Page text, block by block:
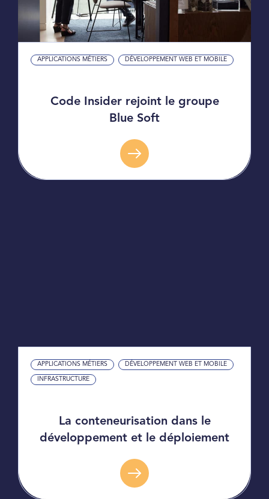
APPLICATIONS MÉTIERS DÉVELOPPEMENT WEB ET MOBILE
Code Insider rejoint le groupe
Blue Soft
APPLICATIONS MÉTIERS DÉVELOPPEMENT WEB ET MOBILE
INFRASTRUCTURE
La conteneurisation dans le
développement et le déploiement